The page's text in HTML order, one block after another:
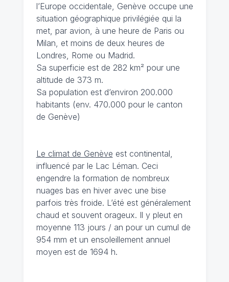
l’Europe occidentale, Genève occupe une
situation géographique privilégiée qui la
met, par avion, à une heure de Paris ou
Milan, et moins de deux heures de
Londres, Rome ou Madrid.
Sa superficie est de 282 km² pour une
altitude de 373 m.
Sa population est d’environ 200.000
habitants (env. 470.000 pour le canton
de Genève)
Le climat de Genève est continental,
influencé par le Lac Léman. Ceci
engendre la formation de nombreux
nuages bas en hiver avec une bise
parfois très froide. L’été est généralement
chaud et souvent orageux. Il y pleut en
moyenne 113 jours / an pour un cumul de
954 mm et un ensoleillement annuel
moyen est de 1694 h.